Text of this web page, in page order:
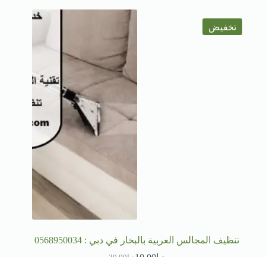
تخفيض
تنظيف المجالس العربية بالبخار في دبي : 0568950034